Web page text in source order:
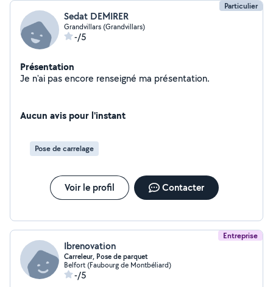
Particulier
Sedat DEMIRER
Grandvillars (Grandvillars)
-/5
Présentation
Je n'ai pas encore renseigné ma présentation.
Aucun avis pour l'instant
Pose de carrelage
Voir le profil Contacter
Entreprise
Ibrenovation
Carreleur, Pose de parquet
Belfort (Faubourg de Montbéliard)
-/5